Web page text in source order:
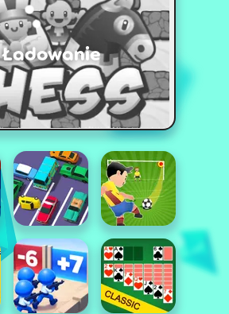
Ładowanie